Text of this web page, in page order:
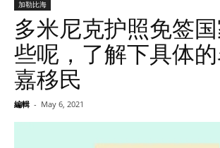
加勒比海
多米尼克护照免签
些呢，了解下具体
嘉移民
編輯 - May 6, 2021